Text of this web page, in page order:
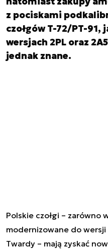
z pociskami
czołgów T-72/PT-91,
wersjach 2PL oraz
jednak znane.
Polskie czołgi – zarówno
modernizowane do wersji
Twardy – mają zyskać